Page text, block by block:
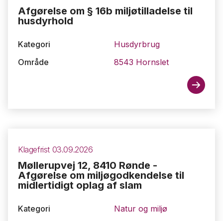
Afgørelse om § 16b miljøtilladelse til
husdyrhold
Kategori
Husdyrbrug
Område
8543 Hornslet
Klagefrist 03.09.2026
Møllerupvej 12, 8410 Rønde -
Afgørelse om miljøgodkendelse til
midlertidigt oplag af slam
Kategori
Natur og miljø